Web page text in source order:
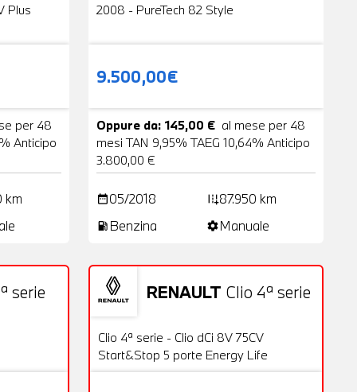
Plus
per 48
Anticipo
km
2008 - PureTech 82 Style
9.500,00€
Oppure da: 145,00 € al mese per 48
mesi TAN 9,95% TAEG 10,64% Anticipo
3.800,00 €
date_range05/2018 add_road87.950 km
local_gas_station Benzina settingsManuale
serie
18 Foto RENAULT Clio 4ª serie
OFFERTA
Usato 20 Foto
Clio 4ª serie - Clio dCi 8V 75CV
Start&Stop 5 porte Energy Life